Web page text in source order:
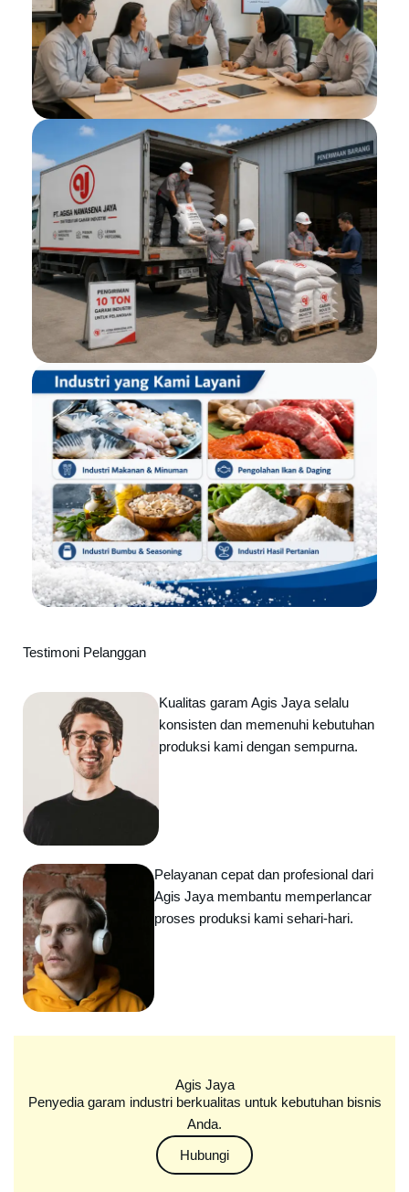
Testimoni Pelanggan
Kualitas garam Agis Jaya selalu
konsisten dan memenuhi kebutuhan
produksi kami dengan sempurna.
Pelayanan cepat dan profesional dari
Agis Jaya membantu memperlancar
proses produksi kami sehari-hari.
Agis Jaya
Penyedia garam industri berkualitas untuk kebutuhan bisnis
Anda.
Hubungi